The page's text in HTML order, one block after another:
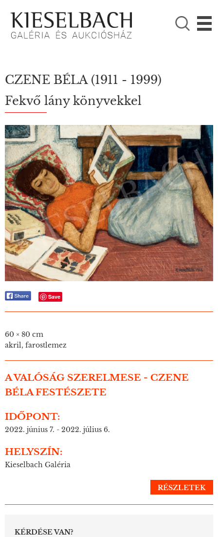

KÉRJÜK VÁLASSZON!
Festmények
CZENE BÉLA (1911 - 1999)
Fekvő lány könyvekkel
Save
60 × 80 cm
akril, farostlemez
A VALÓSÁG SZERELMESE - CZENE
BÉLA FESTÉSZETE
IDŐPONT:
2022. június 7. - 2022. július 6.
HELYSZÍN:
Kieselbach Galéria
RÉSZLETEK
KÉRDÉSE VAN?